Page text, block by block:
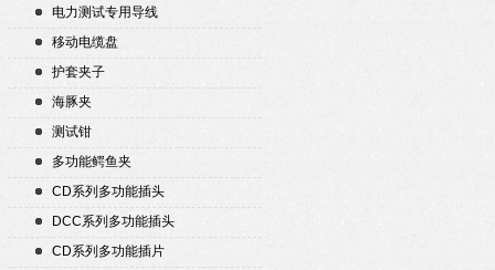
电力测试专用导线
移动电缆盘
护套夹子
海豚夹
测试钳
多功能鳄鱼夹
CD系列多功能插头
DCC系列多功能插头
CD系列多功能插片